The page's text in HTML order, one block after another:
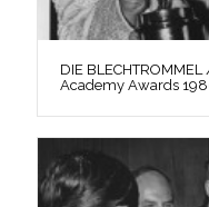
DIE
Academy Awards